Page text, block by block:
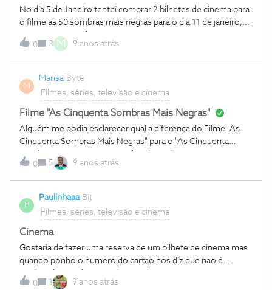
acham? Concordam com as nomeações? Na vossa opinião,
que filmes deveriam ter sidos nomeados? Alguns destes
filmes estão ou vão estar nos Cinemas Nos.
No dia 5 de Janeiro tentei comprar 2 bilhetes de cinema para
o filme as 50 sombras mais negras para o dia 11 de janeiro,
no entanto após fazer o pagamento apareceu na pagina um
erro que dizia a seguinte mensagem "Ocorreu um erro
durante o processo de venda.A sua ordem de pagamento
vai ser cancelado" no entanto ja passaram 2 dias e o dinheiro
0 3 M 9 anos atrás
M
Marisa Byte
Filmes, séries, televisão e cinema
Filme "As Cinquenta Sombras Mais Negras"
Alguém me podia esclarecer qual a diferença do Filme "As
Cinquenta Sombras Mais Negras" para o "As Cinquenta
Sombras Mais Negras Atmos"? Obrigada.
0
5 9 anos atrás
P
Paulinhaaa Bit
Filmes, séries, televisão e cinema
Cinema
Gostaria de fazer uma reserva de um bilhete de cinema mas
quando ponho o numero do cartao nos diz que nao é
conhecido e pede um codigo qualquer ....
0
1 9 anos atrás